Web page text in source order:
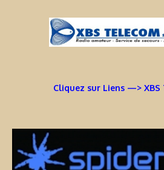
Cliquez sur Liens —> XBS